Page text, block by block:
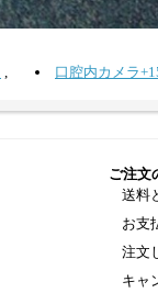
口腔内カメラ
ご注文
送料
お支
注文
キャ